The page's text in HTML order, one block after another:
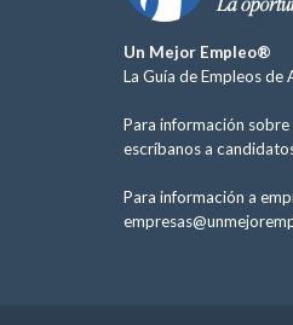
Un Mejor Empleo®
La Guía de Empleos de
Para información
escríbanos a
Para información a